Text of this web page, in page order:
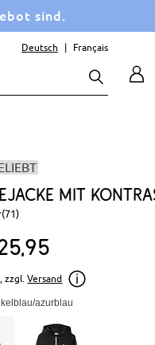
sind.
Deutsch Français
mit
(71)
95
zzgl. Versand
azurblau